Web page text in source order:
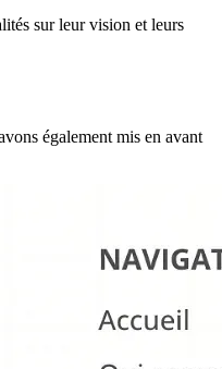
sur leur vision et leurs
également mis en avant